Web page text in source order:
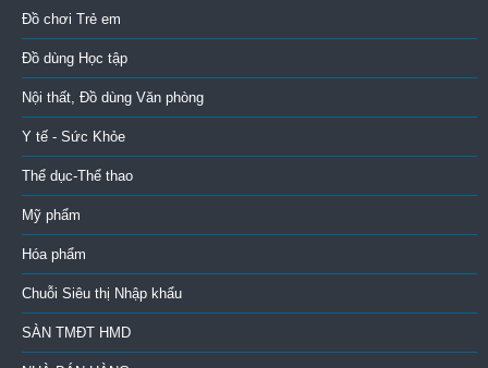
Đồ chơi Trẻ em
Đồ dùng Học tập
Nội thất, Đồ dùng Văn phòng
Y tế - Sức Khỏe
Thể dục-Thể thao
Mỹ phẩm
Hóa phẩm
Chuỗi Siêu thị Nhập khẩu
SÀN TMĐT HMD